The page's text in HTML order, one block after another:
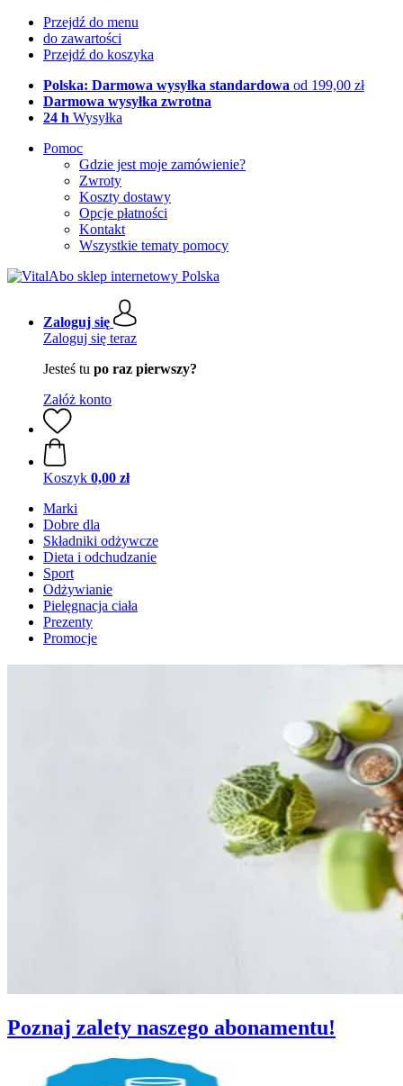
Przejdź do menu
do zawartości
Przejdź do koszyka
Polska: Darmowa wysyłka standardowa od 199,00 zł
Darmowa wysyłka zwrotna
24 h Wysyłka
Pomoc
Gdzie jest moje zamówienie?
Zwroty
Koszty dostawy
Opcje płatności
Kontakt
Wszystkie tematy pomocy
Zaloguj się
Zaloguj się teraz
Jesteś tu po raz pierwszy?
Załóż konto
Koszyk 0,00 zł
Marki
Dobre dla
Składniki odżywcze
Dieta i odchudzanie
Sport
Odżywianie
Pielęgnacja ciała
Prezenty
Promocje
Poznaj zalety naszego abonamentu!